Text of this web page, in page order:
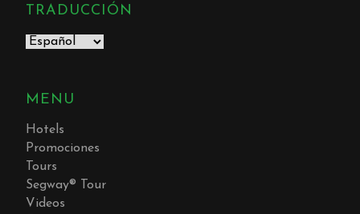
TRADUCCIÓN
MENU
Hotels
Promociones
Tours
Segway® Tour
Videos